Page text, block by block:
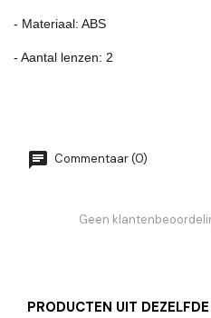
- Materiaal: ABS
- Aantal lenzen: 2
Commentaar (0)
Geen
PRODUCTEN UIT